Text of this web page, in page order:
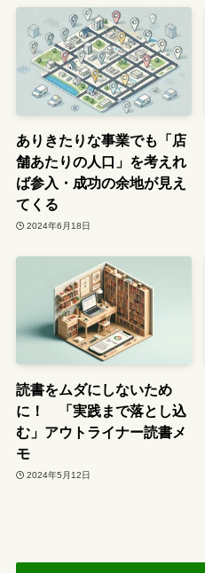
ありきたりな事業でも「店
舗あたりの人口」を考えれ
ば参入・成功の余地が見え
てくる
2024年6月18日
読書をムダにしないため
に！ 「実践まで落とし込
む」アウトライナー読書メ
モ
2024年5月12日